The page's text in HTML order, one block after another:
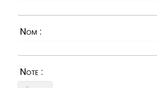
Nom :
Note :